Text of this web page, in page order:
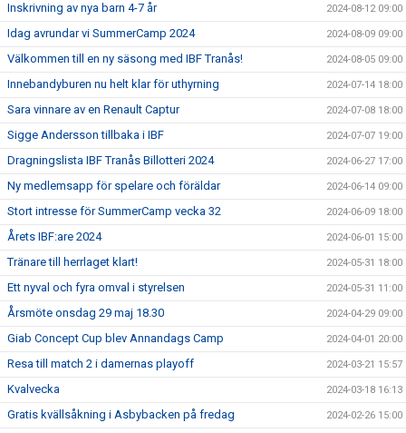
Inskrivning av nya barn 4-7 år 2024-08-12 09:00
Idag avrundar vi SummerCamp 2024 2024-08-09 09:00
Välkommen till en ny säsong med IBF Tranås! 2024-08-05 09:00
Innebandyburen nu helt klar för uthyrning 2024-07-14 18:00
Sara vinnare av en Renault Captur 2024-07-08 18:00
Sigge Andersson tillbaka i IBF 2024-07-07 19:00
Dragningslista IBF Tranås Billotteri 2024 2024-06-27 17:00
Ny medlemsapp för spelare och föräldar 2024-06-14 09:00
Stort intresse för SummerCamp vecka 32 2024-06-09 18:00
Årets IBF:are 2024 2024-06-01 15:00
Tränare till herrlaget klart! 2024-05-31 18:00
Ett nyval och fyra omval i styrelsen 2024-05-31 11:00
Årsmöte onsdag 29 maj 18.30 2024-04-29 09:00
Giab Concept Cup blev Annandags Camp 2024-04-01 20:00
Resa till match 2 i damernas playoff 2024-03-21 15:57
Kvalvecka 2024-03-18 16:13
Gratis kvällsåkning i Asbybacken på fredag 2024-02-26 15:00